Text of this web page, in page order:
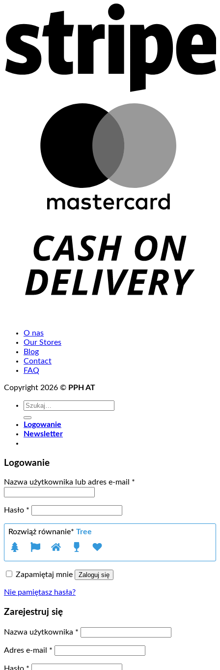
O nas
Our Stores
Blog
Contact
FAQ
Copyright 2026 © PPH AT
Szukaj:
Logowanie
Newsletter
Logowanie
Nazwa użytkownika lub adres e-mail *
Hasło *
Rozwiąż równanie* Tree
Zapamiętaj mnie Zaloguj się
Nie pamiętasz hasła?
Zarejestruj się
Nazwa użytkownika *
Adres e-mail *